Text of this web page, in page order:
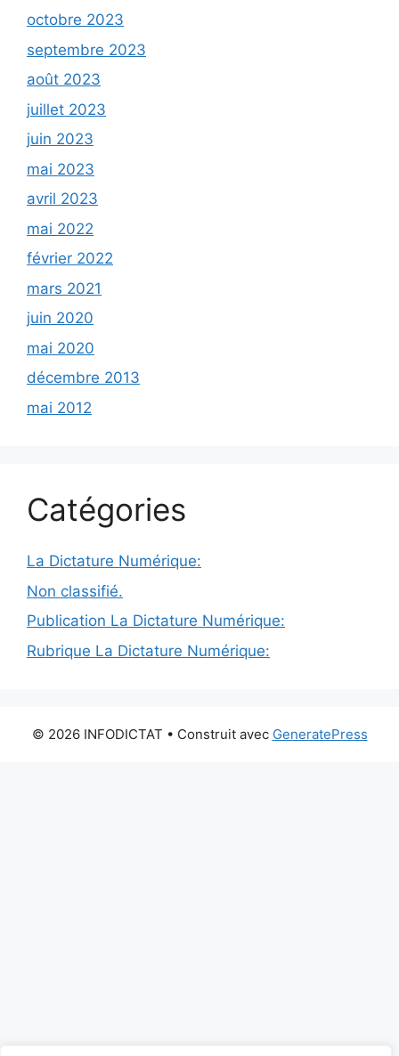
octobre 2023
septembre 2023
août 2023
juillet 2023
juin 2023
mai 2023
avril 2023
mai 2022
février 2022
mars 2021
juin 2020
mai 2020
décembre 2013
mai 2012
Catégories
La Dictature Numérique:
Non classifié.
Publication La Dictature Numérique:
Rubrique La Dictature Numérique:
© 2026 INFODICTAT • Construit avec GeneratePress